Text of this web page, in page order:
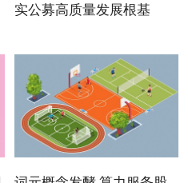
实公募高质量发展根基